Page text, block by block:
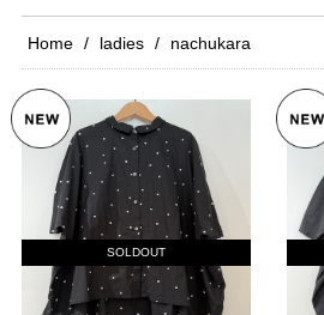
Home ladies nachukara
SOLDOUT